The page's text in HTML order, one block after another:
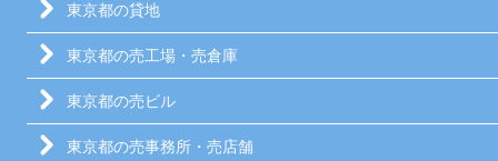
東京都の貸地
東京都の売工場・売倉庫
東京都の売ビル
東京都の売事務所・売店舗